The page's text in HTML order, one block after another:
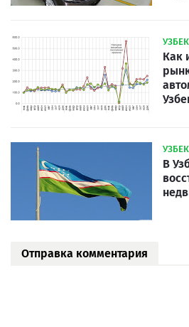
Как
В
Отправка комментария